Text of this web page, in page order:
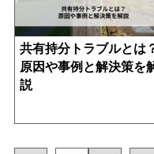
共有持分トラブルとは
原因や事例と解決策を
説